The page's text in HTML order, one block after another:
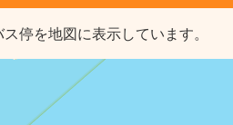
停を地図に表示しています。